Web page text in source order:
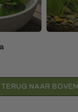
TERUG NAAR BOVEN